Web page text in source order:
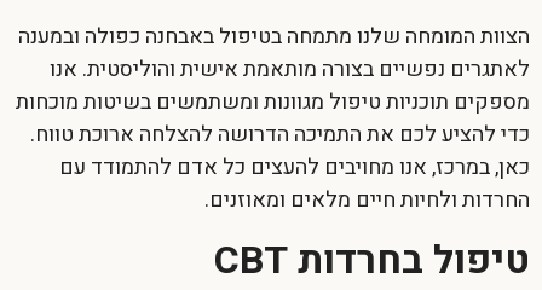
הצוות המומחה שלנו מתמחה בטיפול באבחנה כפולה ובמענה
לאתגרים נפשיים בצורה מותאמת אישית והוליסטית. אנו
מספקים תוכניות טיפול מגוונות ומשתמשים בשיטות מוכחות
כדי להציע לכם את התמיכה הדרושה להצלחה ארוכת טווח.
כאן, במרכז, אנו מחויבים להעצים כל אדם להתמודד עם
החרדות ולחיות חיים מלאים ומאוזנים.
טיפול בחרדות CBT